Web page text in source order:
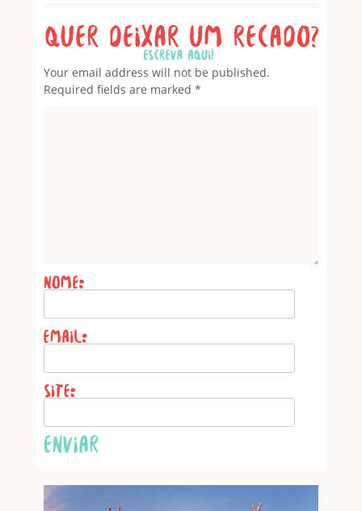
Leave a Reply
Your email address will not be published.
Required fields are marked *
*